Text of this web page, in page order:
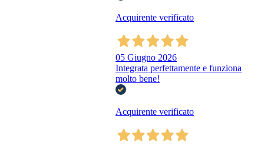
Acquirente verificato
05 Giugno 2026
Integrata perfettamente e funziona
molto bene!
Acquirente verificato